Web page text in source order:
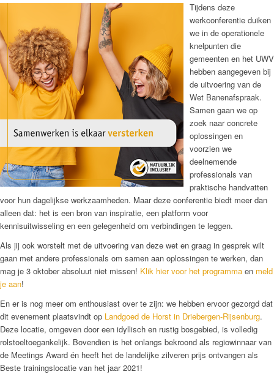
Tijdens deze
werkconferentie duiken
we in de operationele
knelpunten die
gemeenten en het UWV
hebben aangegeven bij
de uitvoering van de
Wet Banenafspraak.
Samen gaan we op
zoek naar concrete
oplossingen en
voorzien we
deelnemende
professionals van
praktische handvatten
voor hun dagelijkse werkzaamheden. Maar deze conferentie biedt meer dan
alleen dat: het is een bron van inspiratie, een platform voor
kennisuitwisseling en een gelegenheid om verbindingen te leggen.
Als jij ook worstelt met de uitvoering van deze wet en graag in gesprek wilt
gaan met andere professionals om samen aan oplossingen te werken, dan
mag je 3 oktober absoluut niet missen! Klik hier voor het programma en meld
je aan!
En er is nog meer om enthousiast over te zijn: we hebben ervoor gezorgd dat
dit evenement plaatsvindt op Landgoed de Horst in Driebergen-Rijsenburg.
Deze locatie, omgeven door een idyllisch en rustig bosgebied, is volledig
rolstoeltoegankelijk. Bovendien is het onlangs bekroond als regiowinnaar van
de Meetings Award én heeft het de landelijke zilveren prijs ontvangen als
Beste trainingslocatie van het jaar 2021!